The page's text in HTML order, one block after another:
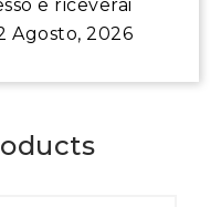
e riceverai
Agosto, 2026